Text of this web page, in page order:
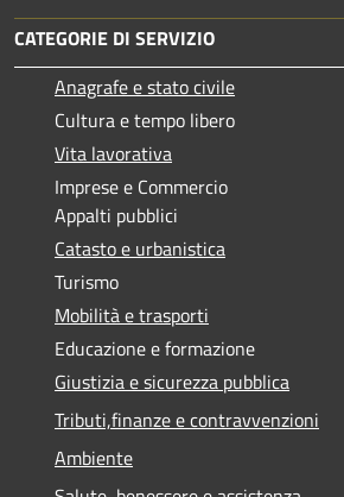
CATEGORIE DI SERVIZIO
Anagrafe e stato civile
Cultura e tempo libero
Vita lavorativa
Imprese e Commercio
Appalti pubblici
Catasto e urbanistica
Turismo
Mobilità e trasporti
Educazione e formazione
Giustizia e sicurezza pubblica
Tributi,finanze e contravvenzioni
Ambiente